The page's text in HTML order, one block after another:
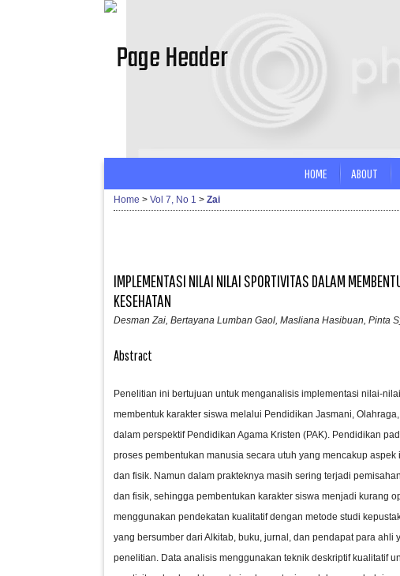
HOME ABOUT
Home > Vol 7, No 1 > Zai
IMPLEMENTASI NILAI NILAI SPORTIVITAS DALAM
KESEHATAN
Desman Zai, Bertayana Lumban Gaol, Masliana Hasibuan, Pinta
Abstract
Penelitian ini bertujuan untuk menganalisis implementasi nilai-
membentuk karakter siswa melalui Pendidikan Jasmani,
dalam perspektif Pendidikan Agama Kristen (PAK). Pendidikan
proses pembentukan manusia secara utuh yang mencakup aspek
dan fisik. Namun dalam prakteknya masih sering terjadi
dan fisik, sehingga pembentukan karakter siswa menjadi kurang
menggunakan pendekatan kualitatif dengan metode studi
yang bersumber dari Alkitab, buku, jurnal, dan pendapat para ahli
penelitian. Data analisis menggunakan teknik deskriptif kualitatif